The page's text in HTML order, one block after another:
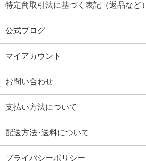
特定商取引法に基づく表記（返品など）
公式ブログ
マイアカウント
お問い合わせ
支払い方法について
配送方法･送料について
プライバシーポリシー